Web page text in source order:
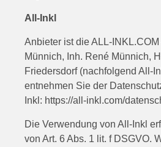
All-Inkl
Anbieter ist die ALL-
Münnich, Inh. René Münnich,
Friedersdorf (nachfolgend All-
entnehmen Sie der
Inkl: https://all-inkl.com/
Die Verwendung von All-Inkl
von Art. 6 Abs. 1 lit. f DSGVO.